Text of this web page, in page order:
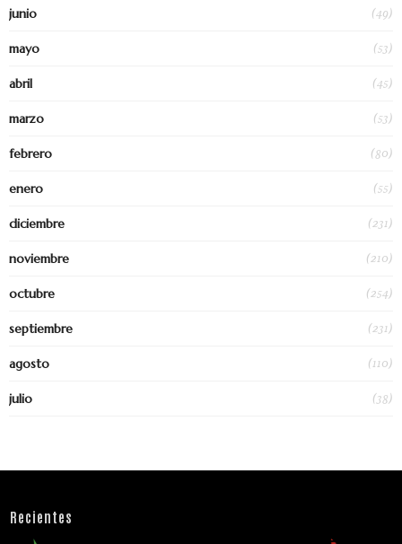
junio (49)
mayo (53)
abril (45)
marzo (53)
febrero (80)
enero (55)
diciembre (231)
noviembre (210)
octubre (254)
septiembre (231)
agosto (110)
julio (38)
Recientes